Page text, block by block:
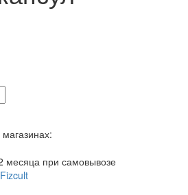
месяца при самовывозе